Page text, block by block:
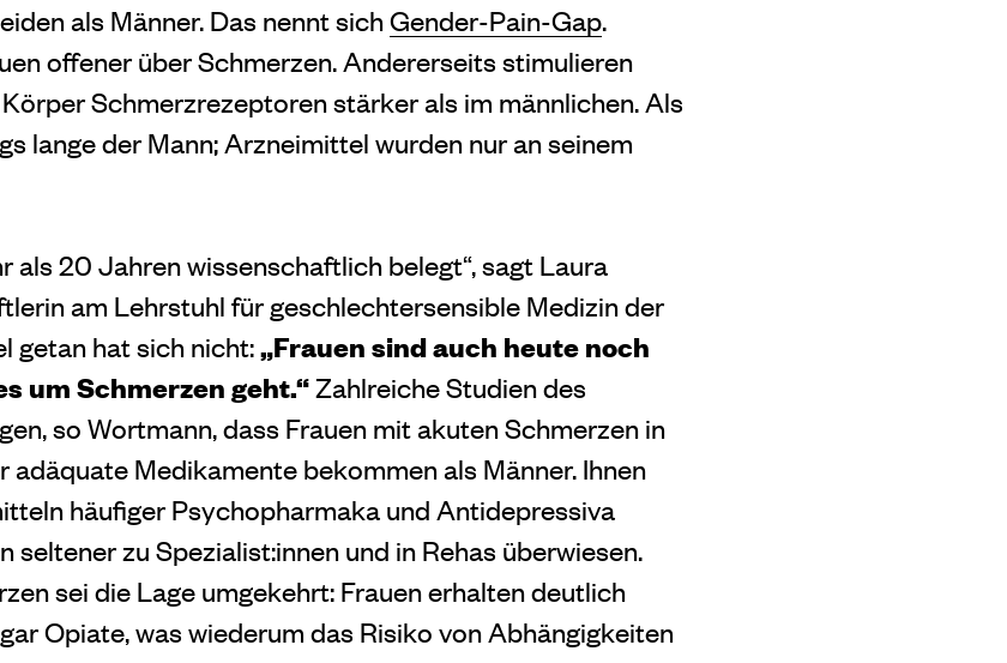
als Männer. Das nennt sichGender-Pain-Gap.
offener über Schmerzen. Andererseits stimulieren
Schmerzrezeptoren stärker als im männlichen. Als
lange der Mann; Arzneimittel wurden nur an seinem
als 20 Jahren wissenschaftlich belegt“, sagt Laura
am Lehrstuhl für geschlechtersensible Medizin der
getan hat sich nicht:„Frauen sind auch heute noch
um Schmerzen geht.“Zahlreiche Studien des
so Wortmann, dass Frauen mit akuten Schmerzen in
Medikamente bekommen als Männer. Ihnen
häufiger Psychopharmaka und Antidepressiva
seltener zu Spezialist:innen und in Rehas überwiesen.
sei die Lage umgekehrt: Frauen erhalten deutlich
Opiate, was wiederum das Risiko von Abhängigkeiten